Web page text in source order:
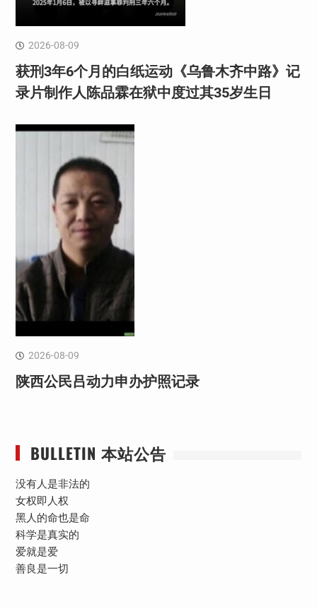
2026-08-09
获刑3年6个月的白纸运动《乌鲁木齐中路》记
录片制作人陈品霖在狱中度过其35岁生日
2026-08-09
陕西公民吕动力申办护照记录
BULLETIN 本站公告
没有人是非法的
女权即人权
黑人的命也是命
科学是真实的
爱就是爱
善良是一切